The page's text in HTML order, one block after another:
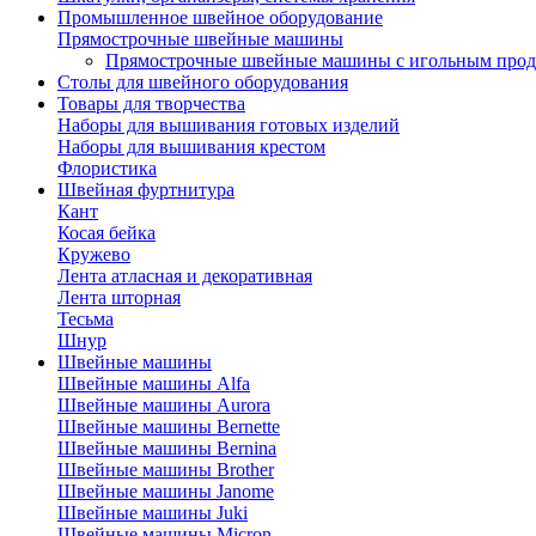
Промышленное швейное оборудование
Прямострочные швейные машины
Прямострочные швейные машины с игольным
Столы для швейного оборудования
Товары для творчества
Наборы для вышивания готовых изделий
Наборы для вышивания крестом
Флористика
Швейная фуртнитура
Кант
Косая бейка
Кружево
Лента aтласная и декоративная
Лента шторная
Тесьма
Шнур
Швейные машины
Швейные машины Alfa
Швейные машины Aurora
Швейные машины Bernette
Швейные машины Bernina
Швейные машины Brother
Швейные машины Janome
Швейные машины Juki